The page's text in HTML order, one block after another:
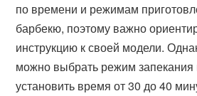
по времени и режимам
барбекю, поэтому важно
инструкцию к своей модели.
можно выбрать режим запекания
установить время от 30 до 40